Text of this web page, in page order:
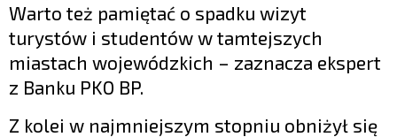
Warto też pamiętać o spadku wizyt
turystów i studentów w tamtejszych
miastach wojewódzkich – zaznacza ekspert
z Banku PKO BP.
Z kolei w najmniejszym stopniu obniżył się